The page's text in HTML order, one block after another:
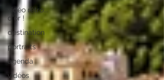
vidéo rétro...
d'or !
destination
portraits
agenda
vidéos